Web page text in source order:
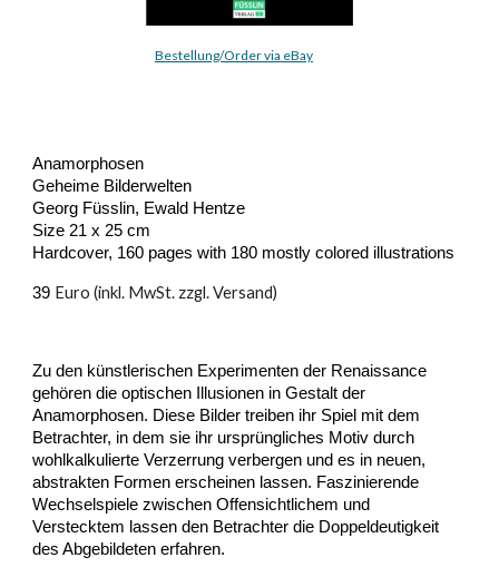
Bestellung/Order via eBay
Anamorphosen
Geheime Bilderwelten
Georg Füsslin, Ewald Hentze
Size 21 x 25 cm
Hardcover, 160 pages with 180 mostly colored illustrations
39 Euro (inkl. MwSt. zzgl. Versand)
Zu den künstlerischen Experimenten der Renaissance
gehören die optischen Illusionen in Gestalt der
Anamorphosen. Diese Bilder treiben ihr Spiel mit dem
Betrachter, in dem sie ihr ursprüngliches Motiv durch
wohlkalkulierte Verzerrung verbergen und es in neuen,
abstrakten Formen erscheinen lassen. Faszinierende
Wechselspiele zwischen Offensichtlichem und
Verstecktem lassen den Betrachter die Doppeldeutigkeit
des Abgebildeten erfahren.